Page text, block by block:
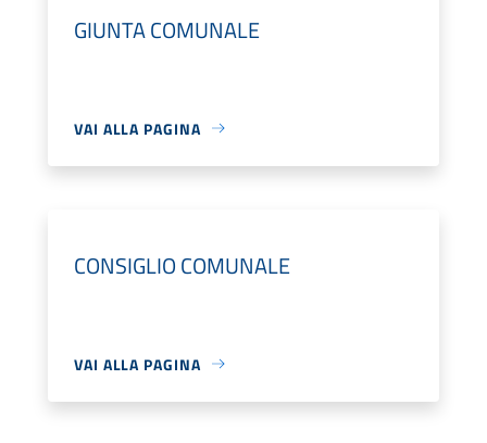
GIUNTA COMUNALE
VAI ALLA PAGINA
CONSIGLIO COMUNALE
VAI ALLA PAGINA